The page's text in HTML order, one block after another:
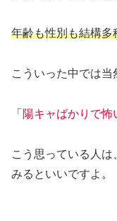
年齢も性別も結構多
こういった中では当
「 陽キャばかりで
こう思っている人
みるといいですよ。